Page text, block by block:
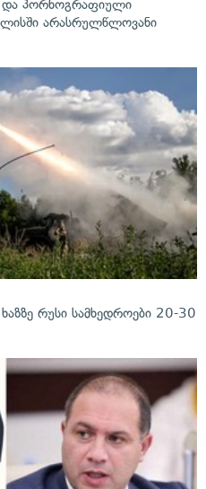
და პორნოგრაფიული
არასრულწლოვანი
რუსი სამხედროები 20-30